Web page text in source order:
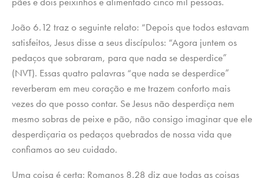
João 6.12 traz o seguinte relato: “Depois que todos estavam
satisfeitos, Jesus disse a seus discípulos: “Agora juntem os
pedaços que sobraram, para que nada se desperdice”
(NVT). Essas quatro palavras “que nada se desperdice”
reverberam em meu coração e me trazem conforto mais
vezes do que posso contar. Se Jesus não desperdiça nem
mesmo sobras de peixe e pão, não consigo imaginar que ele
desperdiçaria os pedaços quebrados de nossa vida que
confiamos ao seu cuidado.
Uma coisa é certa: Romanos 8.28 diz que todas as coisas